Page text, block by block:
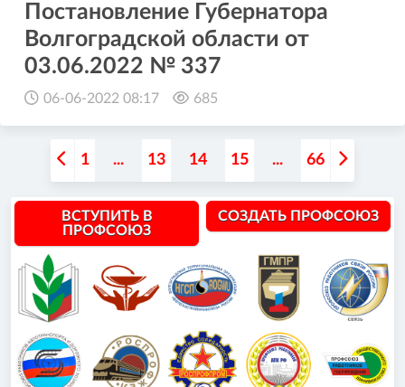
Постановление Губернатора
Волгоградской области от
03.06.2022 № 337
06-06-2022 08:17 685
1 ... 13 14 15 ... 66
ВСТУПИТЬ В
ПРОФСОЮЗ
СОЗДАТЬ ПРОФСОЮЗ